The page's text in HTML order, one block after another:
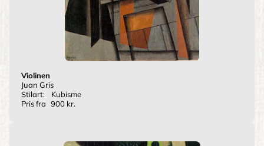
Violinen
Juan Gris
Stilart:
Kubisme
Pris fra 900 kr.